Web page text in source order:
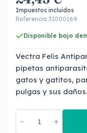
Impuestos incluidos
Referencia 31000169
Disponible bajo
Vectra Felis
pipetas
gatos y gatitos,
pulgas y sus daños.